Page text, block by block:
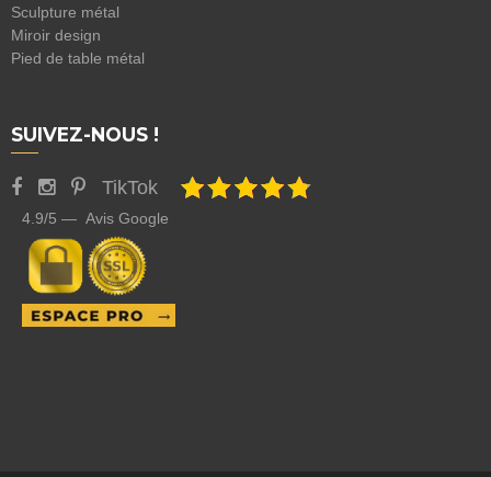
Sculpture métal
Miroir design
Pied de table métal
SUIVEZ-NOUS !
TikTok
4.9/5 — Avis Google